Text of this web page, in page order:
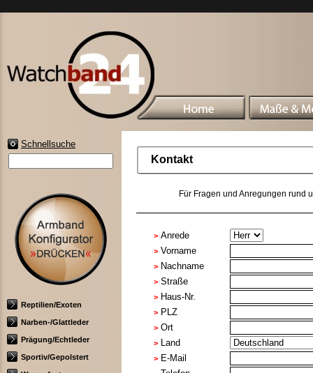
Schnellsuche
Reptilien/Exoten
Narben-/Glattleder
Prägung/Echtleder
Sportiv/Gepolstert
Kontakt
Für Fragen und Anregungen rund
> Anrede
> Vorname
> Nachname
> Straße
> Haus-Nr.
> PLZ
> Ort
> Land
> E-Mail